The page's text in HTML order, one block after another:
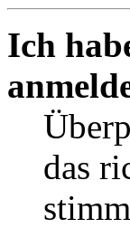
Ich
das